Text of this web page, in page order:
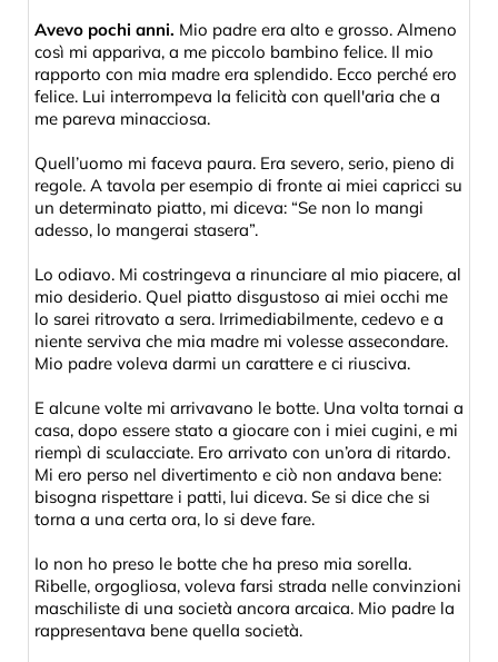
Avevo pochi anni. Mio padre era alto e grosso. Almeno
così mi appariva, a me piccolo bambino felice. Il mio
rapporto con mia madre era splendido. Ecco perché ero
felice. Lui interrompeva la felicità con quell'aria che a
me pareva minacciosa.
Quell’uomo mi faceva paura. Era severo, serio, pieno di
regole. A tavola per esempio di fronte ai miei capricci su
un determinato piatto, mi diceva: “Se non lo mangi
adesso, lo mangerai stasera”.
Lo odiavo. Mi costringeva a rinunciare al mio piacere, al
mio desiderio. Quel piatto disgustoso ai miei occhi me
lo sarei ritrovato a sera. Irrimediabilmente, cedevo e a
niente serviva che mia madre mi volesse assecondare.
Mio padre voleva darmi un carattere e ci riusciva.
E alcune volte mi arrivavano le botte. Una volta tornai a
casa, dopo essere stato a giocare con i miei cugini, e mi
riempì di sculacciate. Ero arrivato con un’ora di ritardo.
Mi ero perso nel divertimento e ciò non andava bene:
bisogna rispettare i patti, lui diceva. Se si dice che si
torna a una certa ora, lo si deve fare.
Io non ho preso le botte che ha preso mia sorella.
Ribelle, orgogliosa, voleva farsi strada nelle convinzioni
maschiliste di una società ancora arcaica. Mio padre la
rappresentava bene quella società.